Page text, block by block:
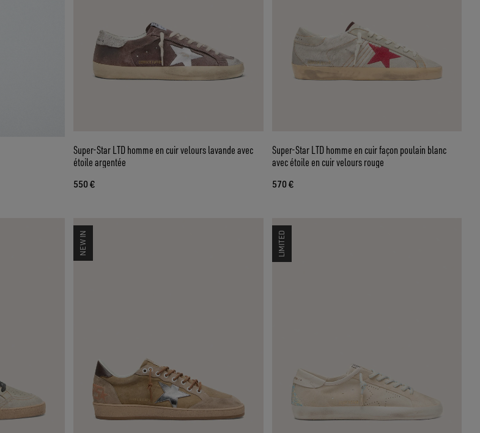
Super-Star LTD homme en cuir velours lavande avec
étoile argentée
550 €
Super-Star LTD homme en cuir façon poulain blanc
avec étoile en cuir velours rouge
570 €
NEW IN LIMITED